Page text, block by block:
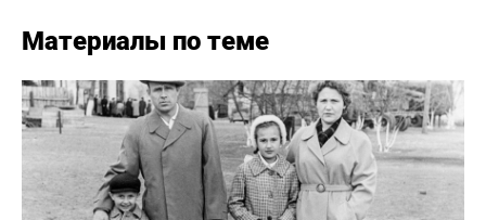
Материалы по теме